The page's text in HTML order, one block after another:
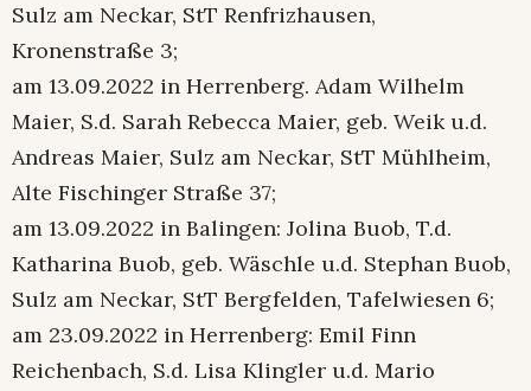
Sulz am Neckar, StT Renfrizhausen,
Kronenstraße 3;
am 13.09.2022 in Herrenberg. Adam Wilhelm
Maier, S.d. Sarah Rebecca Maier, geb. Weik u.d.
Andreas Maier, Sulz am Neckar, StT Mühlheim,
Alte Fischinger Straße 37;
am 13.09.2022 in Balingen: Jolina Buob, T.d.
Katharina Buob, geb. Wäschle u.d. Stephan Buob,
Sulz am Neckar, StT Bergfelden, Tafelwiesen 6;
am 23.09.2022 in Herrenberg: Emil Finn
Reichenbach, S.d. Lisa Klingler u.d. Mario